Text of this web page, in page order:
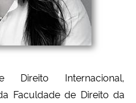
Direito Internacional,
Faculdade de Direito da